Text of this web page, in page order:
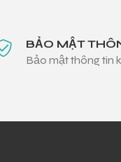
BẢO MẬT
Bảo mật thông tin